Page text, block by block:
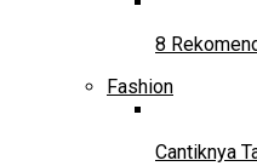
8
Fashion
Cantiknya